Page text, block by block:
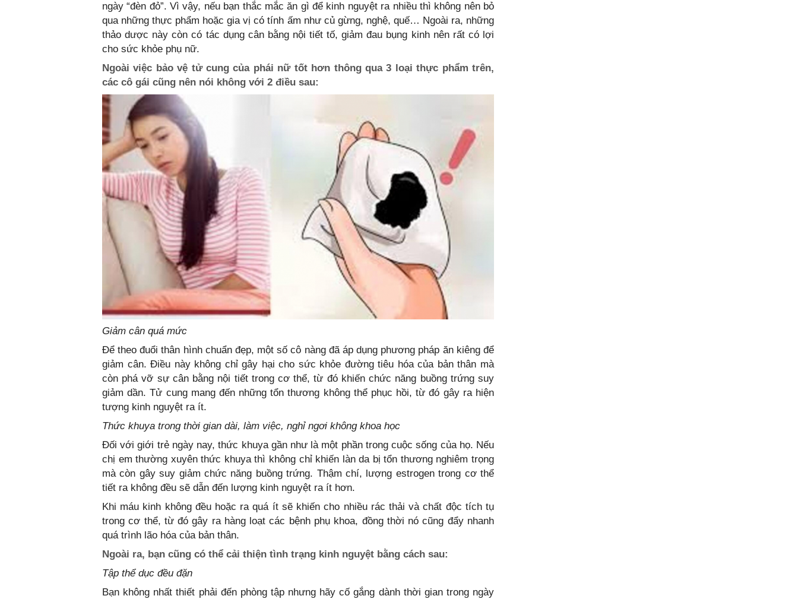
ngày “đèn đỏ”. Vì vậy, nếu bạn thắc mắc ăn gì để kinh nguyệt ra nhiều thì không nên bỏ
qua những thực phẩm hoặc gia vị có tính ấm như củ gừng, nghệ, quế… Ngoài ra, những
thảo dược này còn có tác dụng cân bằng nội tiết tố, giảm đau bụng kinh nên rất có lợi
cho sức khỏe phụ nữ.
Ngoài việc bảo vệ tử cung của phái nữ tốt hơn thông qua 3 loại thực phẩm trên,
các cô gái cũng nên nói không với 2 điều sau:
Giảm cân quá mức
Để theo đuổi thân hình chuẩn đẹp, một số cô nàng đã áp dụng phương pháp ăn kiêng để
giảm cân. Điều này không chỉ gây hại cho sức khỏe đường tiêu hóa của bản thân mà
còn phá vỡ sự cân bằng nội tiết trong cơ thể, từ đó khiến chức năng buồng trứng suy
giảm dần. Tử cung mang đến những tổn thương không thể phục hồi, từ đó gây ra hiện
tượng kinh nguyệt ra ít.
Thức khuya trong thời gian dài, làm việc, nghỉ ngơi không khoa học
Đối với giới trẻ ngày nay, thức khuya gần như là một phần trong cuộc sống của họ. Nếu
chị em thường xuyên thức khuya thì không chỉ khiến làn da bị tổn thương nghiêm trọng
mà còn gây suy giảm chức năng buồng trứng. Thậm chí, lượng estrogen trong cơ thể
tiết ra không đều sẽ dẫn đến lượng kinh nguyệt ra ít hơn.
Khi máu kinh không đều hoặc ra quá ít sẽ khiến cho nhiều rác thải và chất độc tích tụ
trong cơ thể, từ đó gây ra hàng loạt các bệnh phụ khoa, đồng thời nó cũng đẩy nhanh
quá trình lão hóa của bản thân.
Ngoài ra, bạn cũng có thể cải thiện tình trạng kinh nguyệt bằng cách sau:
Tập thể dục đều đặn
Bạn không nhất thiết phải đến phòng tập nhưng hãy cố gắng dành thời gian trong ngày